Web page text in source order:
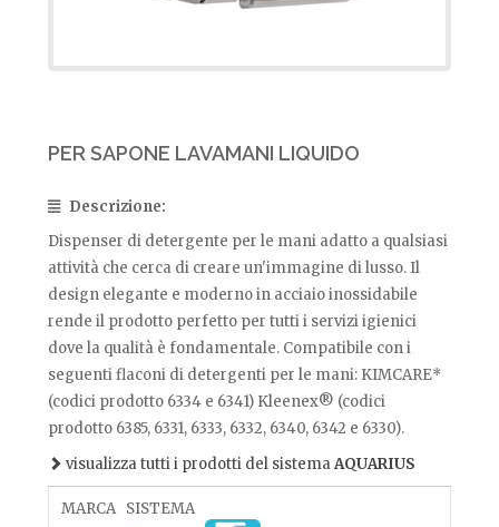
PER SAPONE LAVAMANI LIQUIDO
Descrizione:
Dispenser di detergente per le mani adatto a qualsiasi
attività che cerca di creare un'immagine di lusso. Il
design elegante e moderno in acciaio inossidabile
rende il prodotto perfetto per tutti i servizi igienici
dove la qualità è fondamentale. Compatibile con i
seguenti flaconi di detergenti per le mani: KIMCARE*
(codici prodotto 6334 e 6341) Kleenex® (codici
prodotto 6385, 6331, 6333, 6332, 6340, 6342 e 6330).
visualizza tutti i prodotti del sistemaAQUARIUS
MARCA SISTEMA